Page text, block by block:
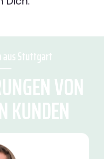
aus Stuttgart
VON
KUNDEN